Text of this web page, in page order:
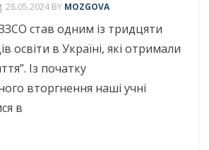
28.05.2024 BY MOZGOVA
став одним із тридцяти
освіти в Україні, які отримали
Із початку
вторгнення наші учні
в